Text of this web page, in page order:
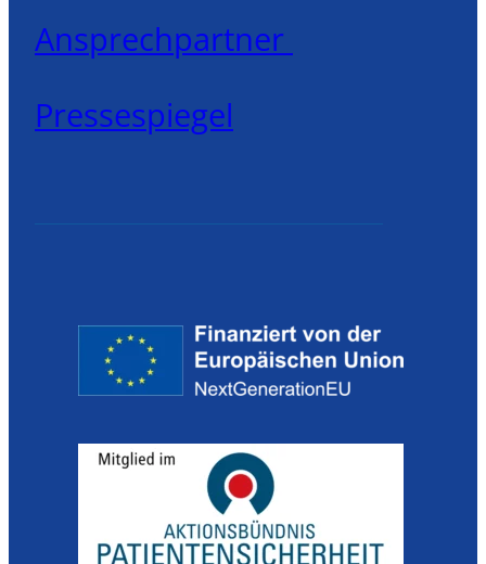
Ansprechpartner
Pressespiegel